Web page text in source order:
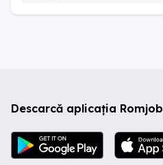
Descarcă aplicația Romjob